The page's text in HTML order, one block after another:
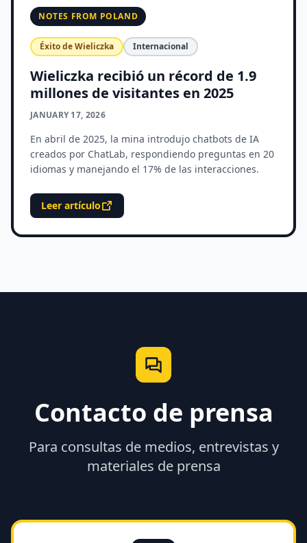
NOTES FROM POLAND
Éxito de Wieliczka Internacional
Wieliczka recibió un récord de 1.9
millones de visitantes en 2025
JANUARY 17, 2026
En abril de 2025, la mina introdujo chatbots de IA
creados por ChatLab, respondiendo preguntas en 20
idiomas y manejando el 17% de las interacciones.
Leer artículo
Contacto de prensa
Para consultas de medios, entrevistas y
materiales de prensa